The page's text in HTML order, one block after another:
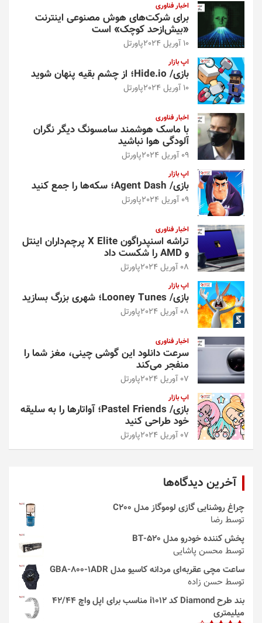
اخبار فناوری
برای شرکت‌های هوش مصنوعی اینترنت
«بیش‌از‌حد کوچک» است
10 آوریل 2024 پاورتل
اپ بازار
بازی/ Hide.io؛ از چشم بقیه پنهان شوید
10 آوریل 2024 پاورتل
اخبار فناوری
با ماسک هوشمند سامسونگ دیگر نگران
آلودگی هوا نباشید
09 آوریل 2024 پاورتل
اپ بازار
بازی/ Agent Dash؛ سکه‌ها را جمع کنید
09 آوریل 2024 پاورتل
اخبار فناوری
تراشه اسنپدراگون X Elite پرچم‌داران اینتل
و AMD را شکست داد
08 آوریل 2024 پاورتل
اپ بازار
بازی/ Looney Tunes؛ شهری بزرگ بسازید
08 آوریل 2024 پاورتل
اخبار فناوری
سرعت دانلود این گوشی چینی، مغز شما را
منفجر می‌کند
07 آوریل 2024 پاورتل
اپ بازار
بازی/ Pastel Friends؛ آواتارها را به سلیقه
خود طراحی کنید
07 آوریل 2024 پاورتل
آخرین دیدگاه‌ها
چراغ روشنایی گازی لوموگاز مدل C200
توسط رضا
پخش کننده خودرو مدل 520-BT
توسط محسن پاشایی
ساعت مچی عقربه‌ای مردانه کاسیو مدل GBA-800-1ADR
توسط حسن زاده
بند طرح Diamond کد i1012 مناسب برای اپل واچ 42/44
میلیمتری